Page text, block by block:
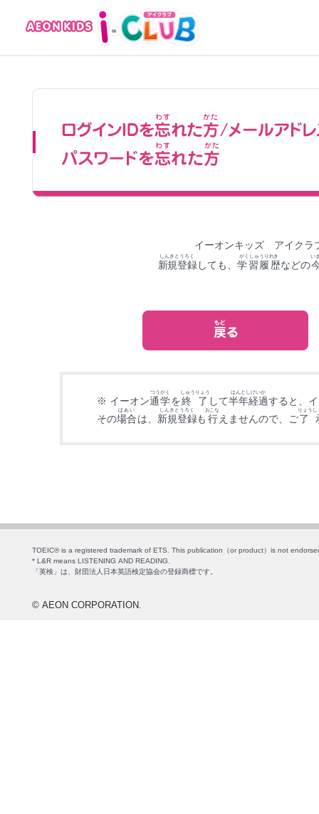
イーオンキッズ アイクラ
新規登録
しんきとうろく
しても、学習履歴
がくしゅうりれき
などの
い
※ イーオン通学
つうがく
を終了
しゅうりょう
して半年経過
はんとしけいか
すると、
その場合
ばあい
は、 新規登録
しんきとうろく
も 行
おこな
えませんので、ご了
りょうし
TOEIC® is a registered trademark of ETS. This publication（or product）is not
* L&R means LISTENING AND READING.
「英検」は、財団法人日本英語検定協会の登録商標です。
© AEON CORPORATION.